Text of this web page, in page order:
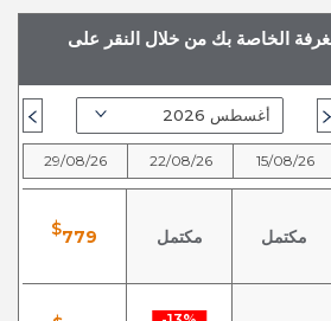
الخاصة بك من خلال النقر على
15/08/26
مكتمل
22/08/26
مكتمل
29/08/26
$779